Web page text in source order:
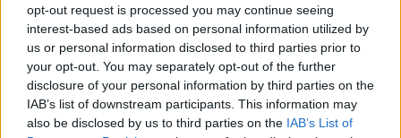
opt-out request is processed you may continue seeing
interest-based ads based on personal information utilized by
us or personal information disclosed to third parties prior to
your opt-out. You may separately opt-out of the further
disclosure of your personal information by third parties on the
IAB’s list of downstream participants. This information may
also be disclosed by us to third parties on the IAB’s List of
διαχειριστές έργων καταλαμβάνουν τις επόμενες
θέσεις, αντιμετωπίζοντας εξαντλητικά ωράρια και
την αβεβαιότητα που προκαλούν οι μαζικές
απολύσεις και η έλευση της Τεχνητής Νοημοσύνης.
Στην όγδοη θέση βρίσκονταιοι πανεπιστημιακοί